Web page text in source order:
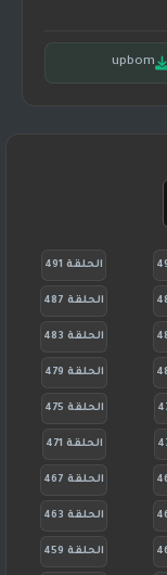
upbom
الحلقة 491
الحلقة 487
الحلقة 483
الحلقة 479
الحلقة 475
الحلقة 471
الحلقة 467
الحلقة 463
الحلقة 459